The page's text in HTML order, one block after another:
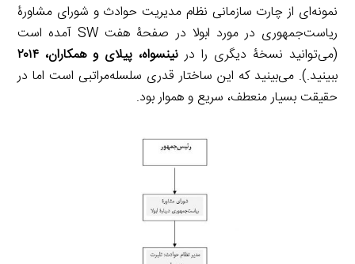
نمونه‌ای از چارت سازمانی نظام مدیریت حوادث و شورای مشاورۀ
ریاست‌جمهوری در مورد ابولا در صفحۀ هفت SW آمده است
(می‌توانید نسخۀ دیگری را در نینسواه، پیلای و همکاران، ۲۰۱۴
ببینید.). می‌بینید که این ساختار قدری سلسله‌مراتبی است اما در
حقیقت بسیار منعطف، سریع و هموار بود.